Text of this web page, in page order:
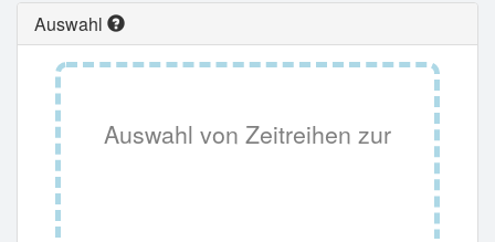
Auswahl
Auswahl von Zeitreihen zur